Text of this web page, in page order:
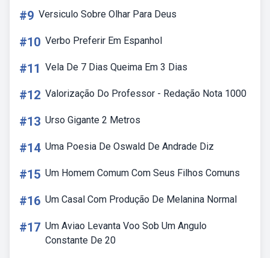
#9 Versiculo Sobre Olhar Para Deus
#10 Verbo Preferir Em Espanhol
#11 Vela De 7 Dias Queima Em 3 Dias
#12 Valorização Do Professor - Redação Nota 1000
#13 Urso Gigante 2 Metros
#14 Uma Poesia De Oswald De Andrade Diz
#15 Um Homem Comum Com Seus Filhos Comuns
#16 Um Casal Com Produção De Melanina Normal
#17 Um Aviao Levanta Voo Sob Um Angulo
Constante De 20